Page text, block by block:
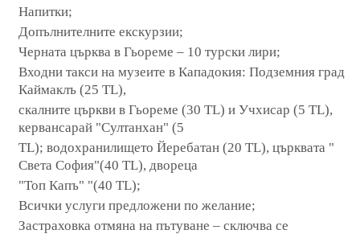
Напитки;
Допълнителните екскурзии;
Черната църква в Гьореме – 10 турски лири;
Входни такси на музеите в Кападокия: Подземния град
Каймаклъ (25 TL),
скалните църкви в Гьореме (30 TL) и Учхисар (5 TL),
кервансарай "Султанхан" (5
TL); водохранилището Йеребатан (20 TL), църквата "
Света София"(40 TL), двореца
"Топ Капъ" "(40 TL);
Всички услуги предложени по желание;
Застраховка отмяна на пътуване – сключва се